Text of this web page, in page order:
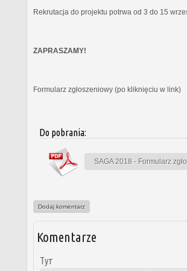
Rekrutacja do projektu potrwa od 3 do 15
ZAPRASZAMY!
Formularz zgłoszeniowy (po kliknięciu w link)
Do pobrania:
SAGA 2018 - Formularz
Dodaj komentarz
Komentarze
Тут